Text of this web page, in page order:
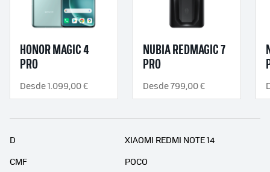
HONOR MAGIC 4
PRO
Desde 1.099,00 €
NUBIA REDMAGIC 7
PRO
Desde 799,00 €
D
XIAOMI REDMI NOTE 14
CMF
POCO